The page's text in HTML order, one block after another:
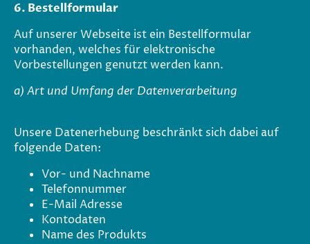
6. Bestellformular
Auf unserer Webseite ist ein Bestellformular
vorhanden, welches für elektronische
Vorbestellungen genutzt werden kann.
a) Art und Umfang der Datenverarbeitung
Unsere Datenerhebung beschränkt sich dabei auf
folgende Daten:
Vor- und Nachname
Telefonnummer
E-Mail Adresse
Kontodaten
Name des Produkts